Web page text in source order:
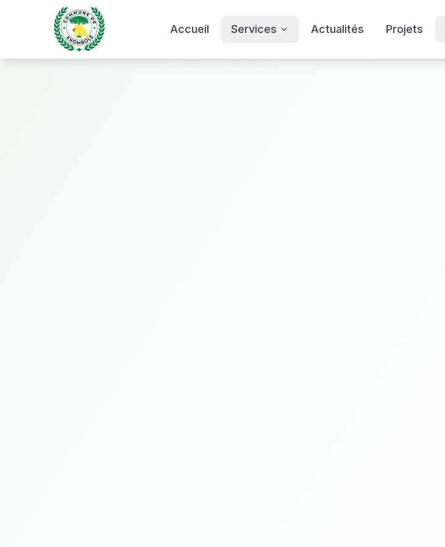
Accueil Services Actualités Projets